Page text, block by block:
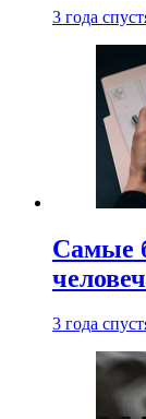
3 года
Самые
3 года